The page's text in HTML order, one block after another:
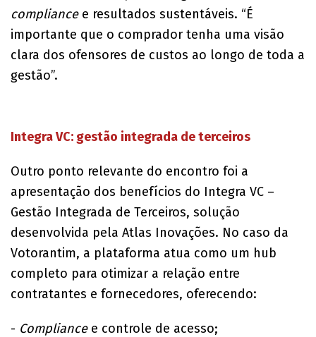
compliance e resultados sustentáveis. “É
importante que o comprador tenha uma visão
clara dos ofensores de custos ao longo de toda a
gestão”.
Integra VC: gestão integrada de terceiros
Outro ponto relevante do encontro foi a
apresentação dos benefícios do Integra VC –
Gestão Integrada de Terceiros, solução
desenvolvida pela Atlas Inovações. No caso da
Votorantim, a plataforma atua como um hub
completo para otimizar a relação entre
contratantes e fornecedores, oferecendo:
- Compliance e controle de acesso;